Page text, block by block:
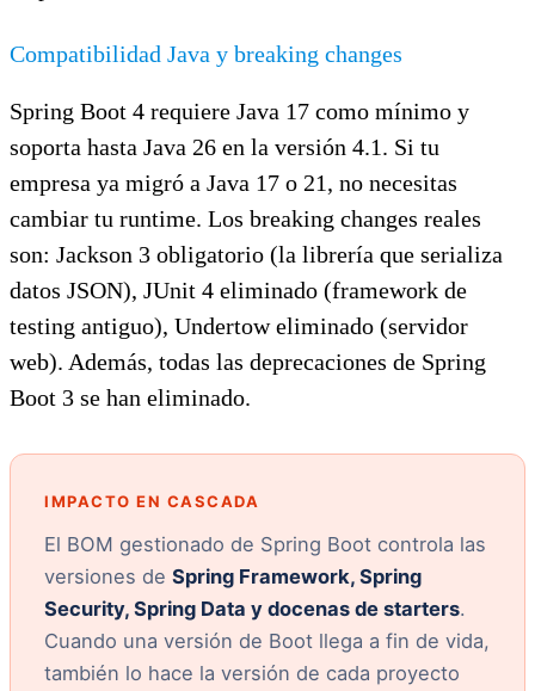
Compatibilidad Java y breaking changes
Spring Boot 4 requiere Java 17 como mínimo y
soporta hasta Java 26 en la versión 4.1. Si tu
empresa ya migró a Java 17 o 21, no necesitas
cambiar tu runtime. Los breaking changes reales
son: Jackson 3 obligatorio (la librería que serializa
datos JSON), JUnit 4 eliminado (framework de
testing antiguo), Undertow eliminado (servidor
web). Además, todas las deprecaciones de Spring
Boot 3 se han eliminado.
IMPACTO EN CASCADA
El BOM gestionado de Spring Boot controla las
versiones de Spring Framework, Spring
Security, Spring Data y docenas de starters.
Cuando una versión de Boot llega a fin de vida,
también lo hace la versión de cada proyecto